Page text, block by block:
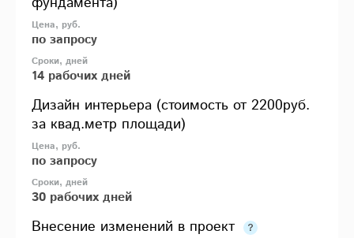
по запросу
14 рабочих дней
Дизайн интерьера (стоимость от 2200руб.
за квад.метр площади)
по запросу
30 рабочих дней
Внесение изменений в проект